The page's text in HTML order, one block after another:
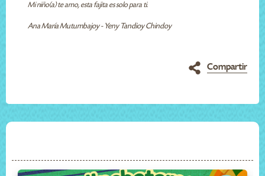
Mi niño(a) te amo, esta fajita es solo para ti.
Ana María Mutumbajoy - Yeny Tandioy Chindoy
Compartir